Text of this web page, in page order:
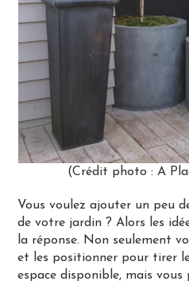
(Crédit photo : A
Vous voulez ajouter un peu
de votre jardin ? Alors les
la réponse. Non seulement
et les positionner pour tirer
espace disponible, mais vous